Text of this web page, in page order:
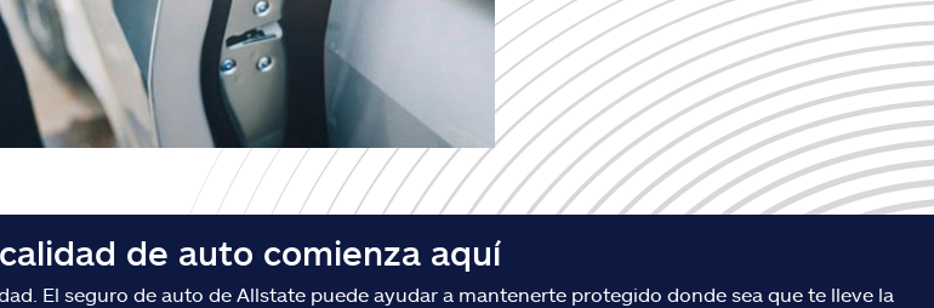
de auto comienza aquí
El seguro de auto de Allstate puede ayudar a mantenerte protegido donde sea que te lleve la